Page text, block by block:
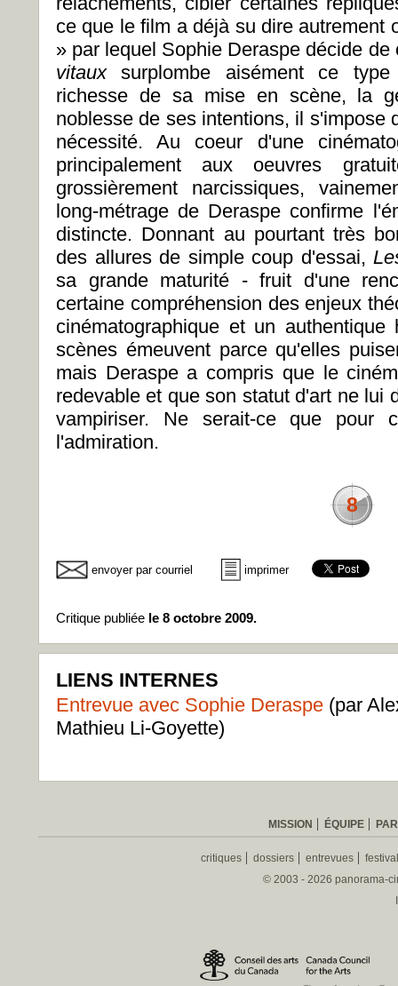
ce que le film a déjà su dire autrement
» par lequel Sophie Deraspe décide
vitauxsurplombe aisément ce
richesse de sa mise en scène, la
noblesse de ses intentions, il s'impose
nécessité. Au coeur d'une
principalement aux oeuvres
grossièrement narcissiques,
long-métrage de Deraspe confirme
distincte. Donnant au pourtant très
des allures de simple coup d'essai,
sa grande maturité - fruit d'une
certaine compréhension des enjeux
cinématographique et un
scènes émeuvent parce qu'elles
mais Deraspe a compris que le
redevable et que son statut d'art ne lui
vampiriser. Ne serait-ce que pour
l'admiration.
8
envoyer par courriel imprimer
Critique publiée le 8 octobre 2009.
LIENS INTERNES
Entrevue avec Sophie Deraspe (par
Mathieu Li-Goyette)
MISSION ÉQUIPE
critiques dossiers entrevues
© 2003 - 2026 panorama-